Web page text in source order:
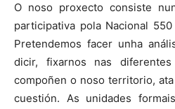
O noso proxecto consiste
participativa pola Nacional
Pretendemos facer unha
dicir, fixarnos nas
compoñen o noso territorio,
cuestión. As unidades